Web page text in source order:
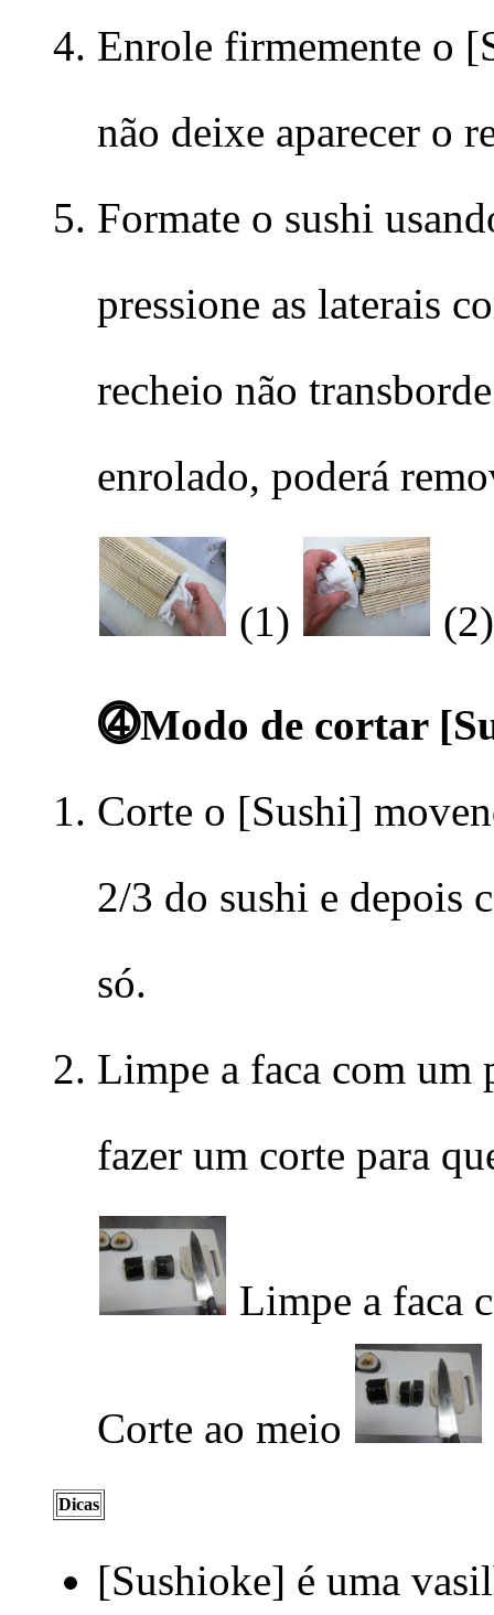
Enrole firmemente o
não deixe aparecer o
Formate o sushi
pressione as laterais
recheio não
enrolado, poderá
(1) (2)
⓸Modo de cortar
Corte o [Sushi]
2/3 do sushi e depois
só.
Limpe a faca com um
fazer um corte para
Limpe a faca
Corte ao meio
Dicas
[Sushioke] é uma